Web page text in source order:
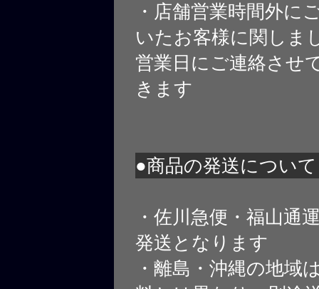
・店舗営業時間外に
いたお客様に関しま
営業日にご連絡させ
きます
●商品の発送について
・佐川急便・福山通
発送となります
・離島・沖縄の地域